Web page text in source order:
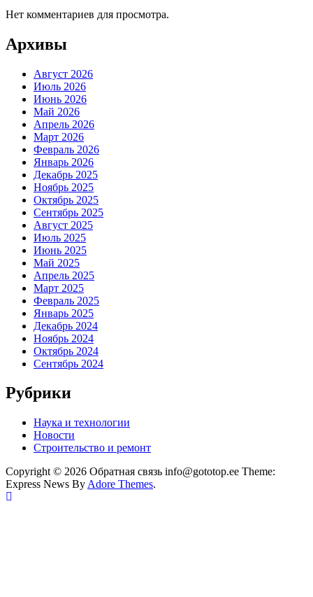
Нет комментариев для просмотра.
Архивы
Август 2026
Июль 2026
Июнь 2026
Май 2026
Апрель 2026
Март 2026
Февраль 2026
Январь 2026
Декабрь 2025
Ноябрь 2025
Октябрь 2025
Сентябрь 2025
Август 2025
Июль 2025
Июнь 2025
Май 2025
Апрель 2025
Март 2025
Февраль 2025
Январь 2025
Декабрь 2024
Ноябрь 2024
Октябрь 2024
Сентябрь 2024
Рубрики
Наука и технологии
Новости
Строительство и ремонт
Copyright © 2026 Обратная связь info@gototop.ee Theme:
Express News By Adore Themes.